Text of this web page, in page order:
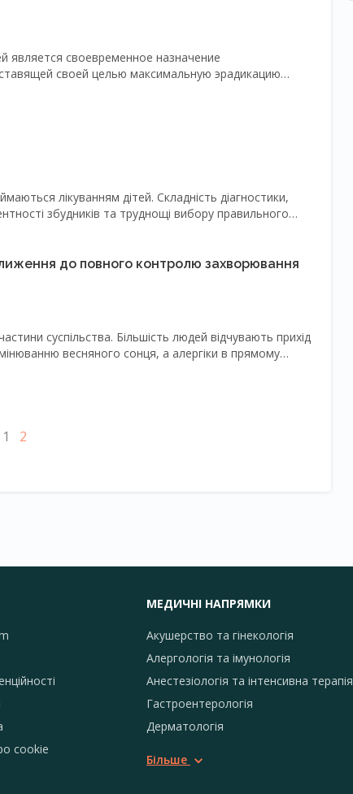
своевременное назначение
своей целью максимальную эрадикацию
быть непростой задачей, которая должна
лікуванням дітей. Складність діагностики,
збудників та труднощі вибору правильного
з клінічної практики дитячого отоларинголога. Випадок 1. Дівчинка 8 місяців.
до повного контролю захворювання
суспільства. Більшість людей відчувають прихід
весняного сонця, а алергіки в прямому
1 2
сookie
МЕДИЧНІ НАПРЯМКИ
Акушерство та гінекологія
Алергологія та імунологія
Анестезіологія та інтенсивна терапія
Гастроентерологія
Дерматологія
Більше